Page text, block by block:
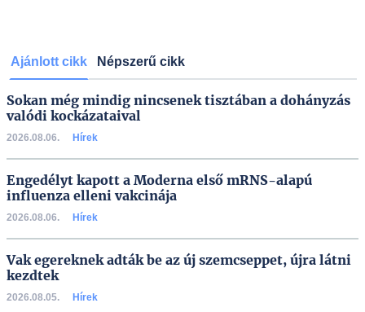
Ajánlott cikk Népszerű cikk
Sokan még mindig nincsenek tisztában a dohányzás
valódi kockázataival
2026.08.06. Hírek
Engedélyt kapott a Moderna első mRNS-alapú
influenza elleni vakcinája
2026.08.06. Hírek
Vak egereknek adták be az új szemcseppet, újra látni
kezdtek
2026.08.05. Hírek